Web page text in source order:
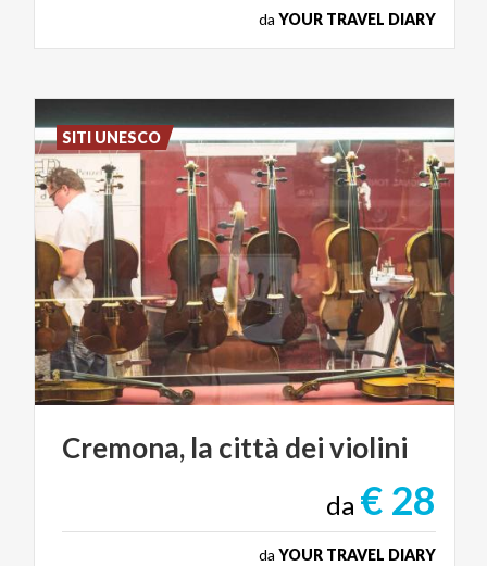
da YOUR TRAVEL DIARY
Cremona, la città deiviolini
da € 28
da YOUR TRAVEL DIARY
SITI UNESCO